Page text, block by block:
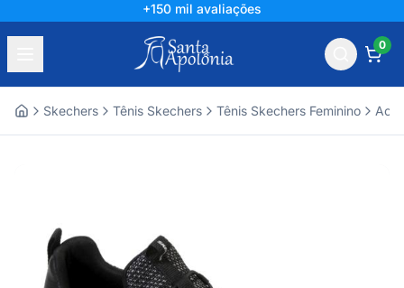
+150 mil avaliações
0
Skechers Tênis Skechers Tênis Skechers Feminino